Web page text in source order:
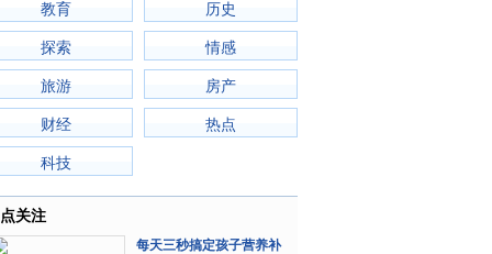
教育 历史
探索 情感
旅游 房产
财经 热点
科技
关注
每天三秒搞定孩子营养补